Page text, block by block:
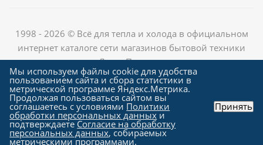
1998 - 2026 © Всё для тепла и холода в официальном
интернет каталоге сети магазинов бытовой техники
«Лед и Пламень»
Создание сайта компания
"Алроникс"
Мы используем файлы cookie для удобства
пользованием сайта и сбора статистики в
метрической программе Яндекс.Метрика.
Продолжая пользоваться сайтом вы
соглашаетесь с условиями Политики
обработки персональных данных и
подтверждаете Согласие на обработку
персональных данных, собираемых
метрическими программами.
Принять